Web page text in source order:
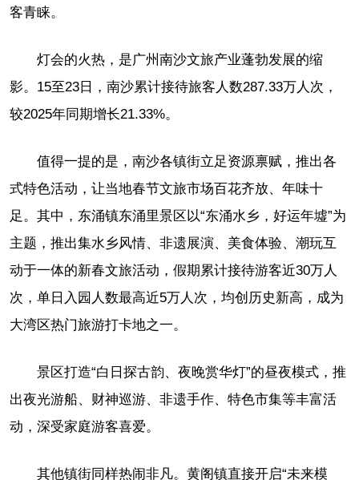
客青睐。
灯会的火热，是广州南沙文旅产业蓬勃发展的缩
影。15至23日，南沙累计接待旅客人数287.33万人次，
较2025年同期增长21.33%。
值得一提的是，南沙各镇街立足资源禀赋，推出各
式特色活动，让当地春节文旅市场百花齐放、年味十
足。其中，东涌镇东涌里景区以“东涌水乡，好运年墟”为
主题，推出集水乡风情、非遗展演、美食体验、潮玩互
动于一体的新春文旅活动，假期累计接待游客近30万人
次，单日入园人数最高近5万人次，均创历史新高，成为
大湾区热门旅游打卡地之一。
景区打造“白日探古韵、夜晚赏华灯”的昼夜模式，推
出夜光游船、财神巡游、非遗手作、特色市集等丰富活
动，深受家庭游客喜爱。
其他镇街同样热闹非凡。黄阁镇直接开启“未来模